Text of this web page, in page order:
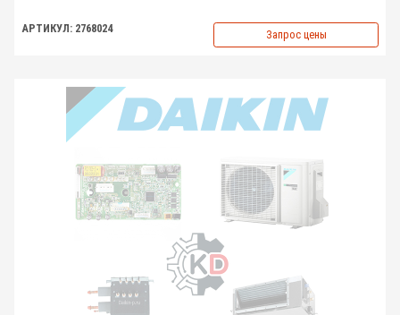
АРТИКУЛ: 2768024 Запрос цены